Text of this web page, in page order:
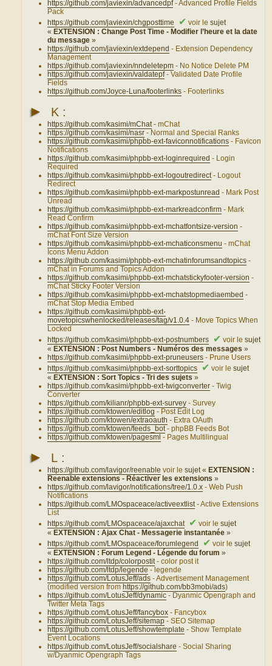
https://github.com/javiexin/advancedpf- Advanced Profile Fields
Pack
https://github.com/javiexin/chgposttime
✔ voir lesujet
« EXTENSION : Change Post Time - Modifier l’heure et la date
du message»
https://github.com/javiexin/extdepend - Extension Dependency
Management
https://github.com/javiexin/nndeletepm - No Notice Delete PM
https://github.com/javiexin/valdatepf- Validated Date Profile
Fields
https://github.com/Joyce-Luna/footerlinks - Footerlinks
► K :
https://github.com/kasimi/mChat- mChat
https://github.com/kasimi/nasr - Normal and Special Ranks
https://github.com/kasimi/phpbb-ext-faviconnotifications - Favicon
Notifications
https://github.com/kasimi/phpbb-ext-loginrequired - Login
Required
https://github.com/kasimi/phpbb-ext-logoutredirect- Logout
Redirect
https://github.com/kasimi/phpbb-ext-markpostunread - Mark Post
Unread
https://github.com/kasimi/phpbb-ext-markreadconfirm - Mark
Read Confirm
https://github.com/kasimi/phpbb-ext-mchatfontsize-version -
mChat Font Size Version
https://github.com/kasimi/phpbb-ext-mchaticonsmenu - mChat
Icons Menu Addon
https://github.com/kasimi/phpbb-ext-mchatinforumsandtopics -
mChat in Forums and Topics Addon
https://github.com/kasimi/phpbb-ext-mchatstickyfooter-version -
mChat Sticky Footer Version
https://github.com/kasimi/phpbb-ext-mchatstopmediaembed -
mChat Stop Media Embed
https://github.com/kasimi/phpbb-ext-
movetopicswhenlocked/releases/tag/v1.0.4 - Move Topics When
Locked
https://github.com/kasimi/phpbb-ext-postnumbers
✔ voir lesujet
« EXTENSION : Post Numbers - Numéros des messages»
https://github.com/kasimi/phpbb-ext-pruneusers - Prune Users
https://github.com/kasimi/phpbb-ext-sorttopics
✔ voir lesujet
« EXTENSION : Sort Topics - Tri des sujets»
https://github.com/kasimi/phpbb-ext-twigconverter - Twig
Converter
https://github.com/kilianr/phpbb-ext-survey - Survey
https://github.com/ktowen/editlog - Post Edit Log
https://github.com/ktowen/extraoauth - Extra OAuth
https://github.com/ktowen/feeds_bot- phpBB Feeds Bot
https://github.com/ktowen/pagesml - Pages Multilingual
► L :
https://github.com/lavigor/reenable voir lesujet « EXTENSION :
Reenable extensions - Réactiver les extensions»
https://github.com/lavigor/notifications/tree/1.0.x - Web Push
Notifications
https://github.com/LMOspaceace/activeextlist- Active Extensions
List
https://github.com/LMOspaceace/ajaxchat
✔ voir lesujet
« EXTENSION : Ajax Chat - Messagerie instantanée»
https://github.com/LMOspaceace/forumlegend
✔ voir lesujet
« EXTENSION : Forum Legend - Légende du forum»
https://github.com/ltdp/colorpostit- color post it
https://github.com/ltdp/legende - legende
https://github.com/LotusJeff/ads - Advertisement Management
(modified version from https://github.com/bb3mobi/ads)
https://github.com/LotusJeff/dynamic - Dyanmic Opengraph and
Twitter Meta Tags
https://github.com/LotusJeff/fancybox - Fancybox
https://github.com/LotusJeff/sitemap - SEO Sitemap
https://github.com/LotusJeff/showtemplate - Show Template
Event Locations
https://github.com/LotusJeff/socialshare - Social Sharing
w/Dyanmic Opengraph Tags